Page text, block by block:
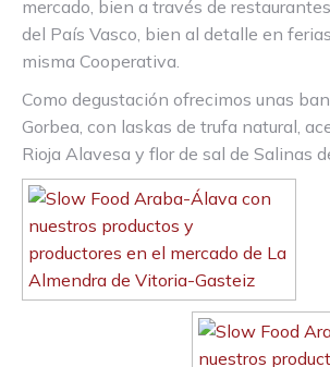
mercado, bien a través de
del País Vasco, bien al detalle en
misma Cooperativa.
Como degustación ofrecimos unas
Gorbea, con laskas de trufa natural,
Rioja Alavesa y flor de sal de Salinas